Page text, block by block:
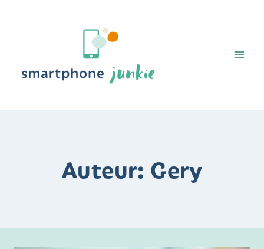
Auteur: Gery